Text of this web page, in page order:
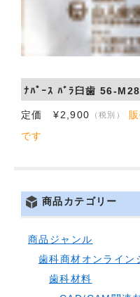
ﾅﾊﾟｰｽ ﾊﾞﾗ臼歯 56-
定価 ¥2,900 （税別）
です
商品カテゴリー
商品ジャンル
歯科商材オンライン
歯科材料